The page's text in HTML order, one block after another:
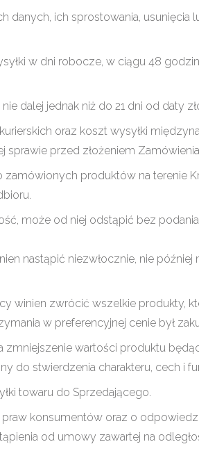
danych, ich sprostowania, usunięcia
w dni robocze, w ciągu 48
dalej jednak niż do 21 dni od daty
oraz koszt wysyłki
przed złożeniem
produktów na terenie
może od niej odstąpić bez
nastąpić niezwłocznie, nie później
winien zwrócić wszelkie produkty,
w preferencyjnej cenie był
wartości produktu
do stwierdzenia charakteru, cech i
towaru do Sprzedającego.
konsumentów oraz o
od umowy zawartej na